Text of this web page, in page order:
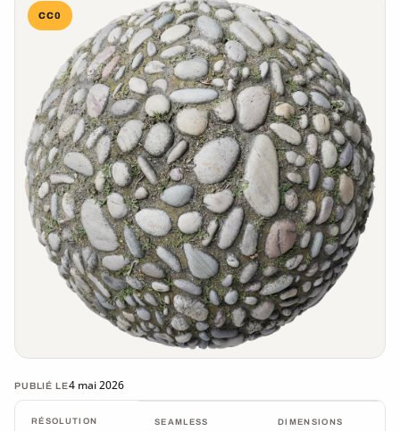
CC0
PUBLIÉ LE4 mai 2026
RÉSOLUTION SEAMLESS DIMENSIONS